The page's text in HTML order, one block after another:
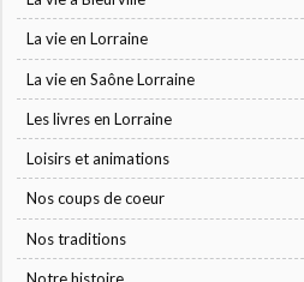
La vie en Lorraine
La vie en Saône Lorraine
Les livres en Lorraine
Loisirs et animations
Nos coups de coeur
Nos traditions